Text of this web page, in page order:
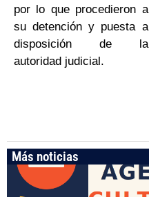
por lo que procedieron a
su detención y puesta a
disposición de la
autoridad judicial.
Más noticias